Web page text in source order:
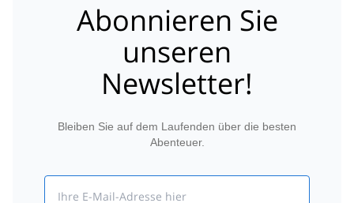
Abonnieren Sie
unseren
Newsletter!
Bleiben Sie auf dem Laufenden über die besten
Abenteuer.